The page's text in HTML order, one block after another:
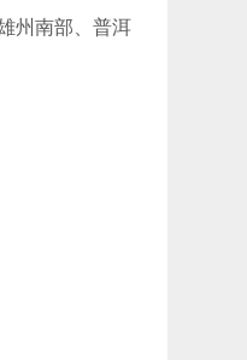
州南部、普洱